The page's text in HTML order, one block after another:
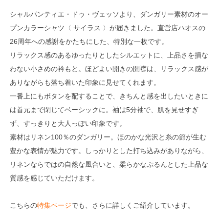
シャルパンティエ・ドゥ・ヴェッソより、ダンガリー素材のオー
プンカラーシャツ〈 サイラス 〉が届きました。直営店ハオスの
26周年への感謝をかたちにした、特別な一枚です。
リラックス感のあるゆったりとしたシルエットに、上品さを損な
わない小さめの衿もと。ほどよい開きの開襟は、リラックス感が
ありながらも落ち着いた印象に見せてくれます。
一番上にもボタンを配することで、きちんと感を出したいときに
は首元まで閉じてベーシックに。袖は5分袖で、肌を見せすぎ
ず、すっきりと大人っぽい印象です。
素材はリネン100％のダンガリー。ほのかな光沢と糸の節が生む
豊かな表情が魅力です。しっかりとした打ち込みがありながら、
リネンならではの自然な風合いと、柔らかなぷるんとした上品な
質感を感じていただけます。
こちらの特集ページでも、さらに詳しくご紹介しています。